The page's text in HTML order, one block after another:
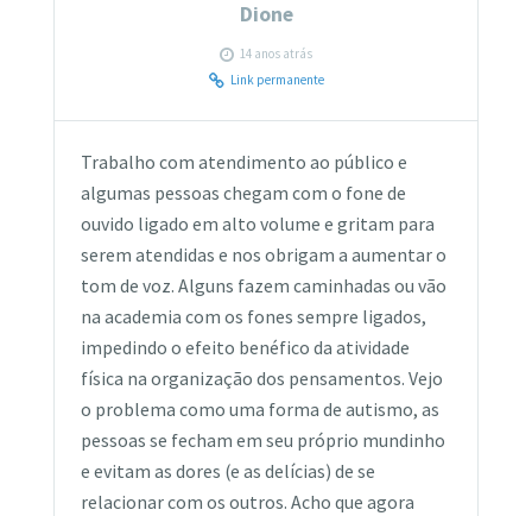
Dione
14 anos atrás
Link permanente
Trabalho com atendimento ao público e
algumas pessoas chegam com o fone de
ouvido ligado em alto volume e gritam para
serem atendidas e nos obrigam a aumentar o
tom de voz. Alguns fazem caminhadas ou vão
na academia com os fones sempre ligados,
impedindo o efeito benéfico da atividade
física na organização dos pensamentos. Vejo
o problema como uma forma de autismo, as
pessoas se fecham em seu próprio mundinho
e evitam as dores (e as delícias) de se
relacionar com os outros. Acho que agora